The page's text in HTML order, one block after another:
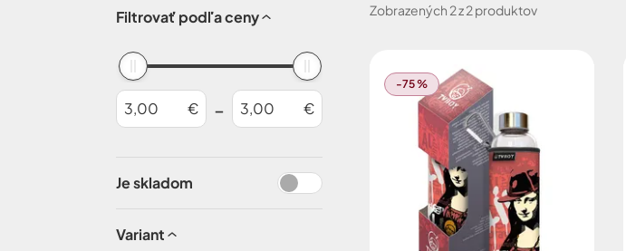
Filtrovať podľa ceny
€ - €
Je skladom
Variant
Zobrazených 2 z 2 produktov
-75 %